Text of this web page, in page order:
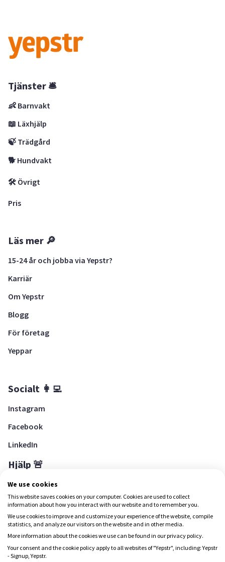
Tjänster 🛎
👶 Barnvakt
📖 Läxhjälp
🍃 Trädgård
🐕 Hundvakt
🛠 Övrigt
Pris
Läs mer 🔎
15-24 år och jobba via Yepstr?
Karriär
Om Yepstr
Blogg
För företag
Yeppar
Socialt 👩‍💻
Instagram
Facebook
LinkedIn
Hjälp 🚨
Hjälpcenter
Ladda ned Yepstr
Ladda ned Yepstr
We use cookies
This website saves cookies on your computer. Cookies are used to collect
information about how you interact with our website and to remember you.
We use cookies to improve and customize your experience of the website, compile
statistics, and analyze our visitors on the website and in other media.
More information about the cookies we use can be found in our privacy policy.
Your consent and the cookie policy apply to all websites of "Yepstr", including: Yepstr
- Signup, Yepstr.